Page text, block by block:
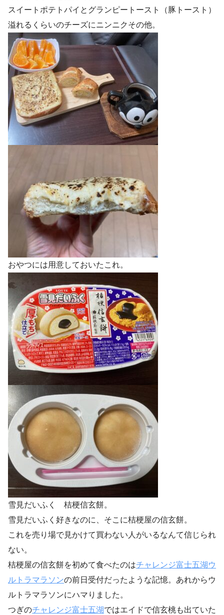
スイートポテトパイとグランピートースト（豚トースト）
溢れるくらいのチーズにニンニクその他。
おやつには用意しておいたこれ。
雪見だいふく 桔梗信玄餅。
雪見だいふく好きなのに、そこに桔梗屋の信玄餅。
これを売り場で見かけて買わない人がいるなんて信じられ
ない。
桔梗屋の信玄餅を初めて食べたのはチャレンジ富士五湖ウ
ルトラマラソンの前日受付だったような記憶。あれからウ
ルトラマラソンにハマりました。
つぎのチャレンジ富士五湖ではエイドで信玄桃も出ていた